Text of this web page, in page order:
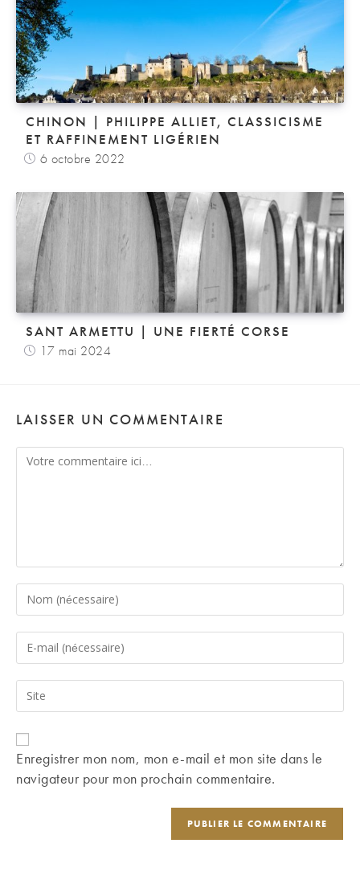
CHINON | PHILIPPE ALLIET, CLASSICISME
ET RAFFINEMENT LIGÉRIEN
6 octobre 2022
SANT ARMETTU | UNE FIERTÉ CORSE
17 mai 2024
LAISSER UN COMMENTAIRE
Comment
Enter
your
name
comment
Enter
your
email
address
comment
Saisir
l’URL
de
votre
(facultatif)
Enregistrer mon nom, mon e-mail et mon site dans le
navigateur pour mon prochain commentaire.